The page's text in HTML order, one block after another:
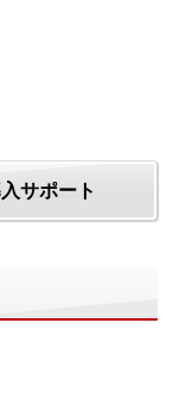
サポート